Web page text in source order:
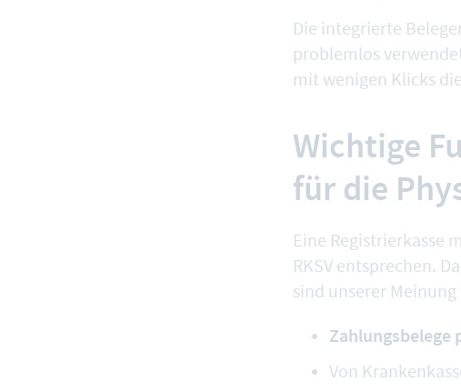
Die integrierte
problemlos
mit wenigen Klicks die
Wichtige
für die
Eine Registrierkasse
RKSV entsprechen.
sind unserer
Zahlungsbelege
Von